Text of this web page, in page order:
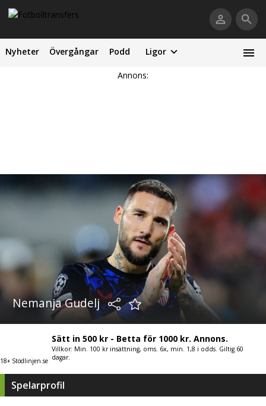
Nyheter Övergångar Podd Ligor
Annons:
Nemanja Gudelj
18+ Stödlinjen.se
Sätt in 500 kr - Betta för 1000 kr. Annons.
Villkor: Min. 100 kr insättning, oms. 6x, min. 1,8 i odds. Giltig 60
dagar.
Spelarprofil